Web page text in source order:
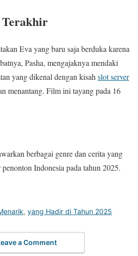
Terakhir
Eva yang baru saja berduka karena
Pasha, mengajaknya mendaki
yang dikenal dengan kisah slot server
menantang. Film ini tayang pada 16
berbagai genre dan cerita yang
Indonesia pada tahun 2025.
, yang Hadir di Tahun 2025
a Comment